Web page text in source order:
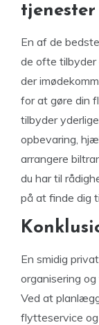
tjenester
En af de
de ofte tilbyder
der
for at gøre din
tilbyder
opbevaring,
arrangere
du har til
på at finde dig
En smidig
organisering
Ved at
flytteservice